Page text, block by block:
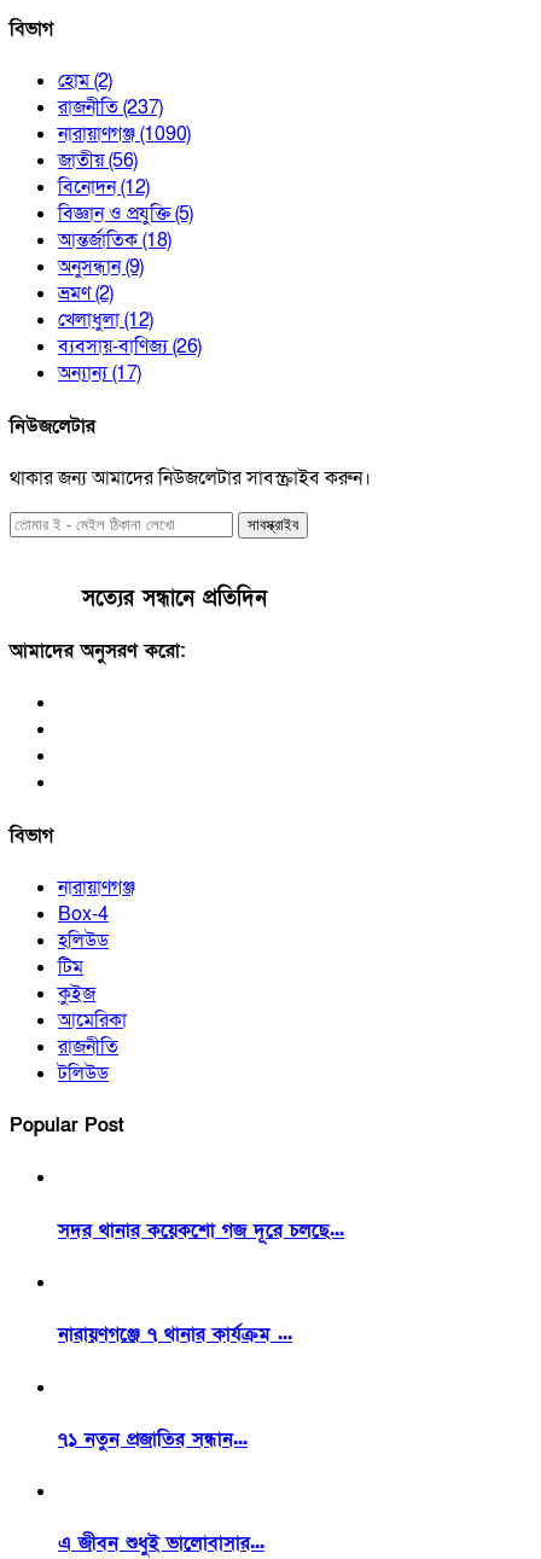
বিভাগ
হোম(2)
রাজনীতি(237)
নারায়াণগঞ্জ(1090)
জাতীয়(56)
বিনোদন(12)
বিজ্ঞান ও প্রযুক্তি(5)
আন্তর্জাতিক(18)
অনুসন্ধান(9)
ভ্রমণ(2)
খেলাধুলা(12)
ব্যবসায়-বাণিজ্য(26)
অন্যান্য(17)
নিউজলেটার
থাকার জন্য আমাদের নিউজলেটার সাবস্ক্রাইব করুন।
সাবস্ক্রাইব
সত্যের সন্ধানে প্রতিদিন
আমাদের অনুসরণ করো:
বিভাগ
নারায়াণগঞ্জ
Box-4
হলিউড
টিম
কুইজ
আমেরিকা
রাজনীতি
টলিউড
Popular Post
সদর থানার কয়েকশো গজ দূরে চলছে...
নারায়ণগঞ্জে ৭ থানার কার্যক্রম ...
৭১ নতুন প্রজাতির সন্ধান...
এ জীবন শুধুই ভালোবাসার...